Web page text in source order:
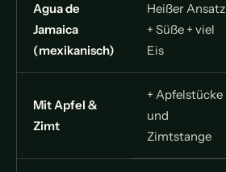
Agua de
Jamaica
(mexikanisch)
Heißer Ansatz
+ Süße + viel
Eis
Mit Apfel &
Zimt
+ Apfelstücke
und
Zimtstange